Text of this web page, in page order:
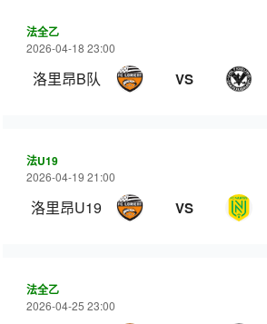
法全乙
2026-04-18 23:00
洛里昂B队 VS
法U19
2026-04-19 21:00
洛里昂U19 VS
法全乙
2026-04-25 23:00